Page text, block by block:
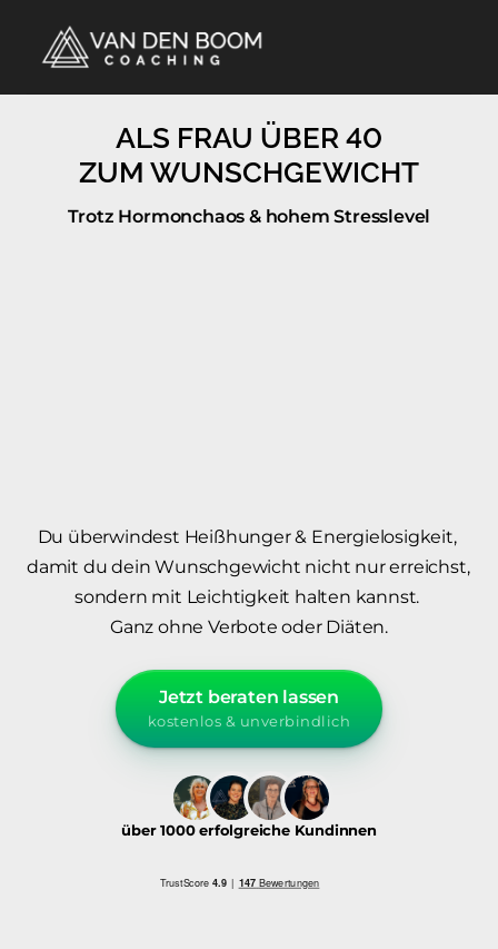
ALS FRAU ÜBER 40
ZUM WUNSCHGEWICHT
Trotz Hormonchaos & hohem Stresslevel
Du überwindest Heißhunger & Energielosigkeit,
damit du dein Wunschgewicht nicht nur erreichst,
sondern mit Leichtigkeit halten kannst.
Ganz ohne Verbote oder Diäten.
Jetzt beraten lassen
kostenlos & unverbindlich
über 1000 erfolgreiche Kundinnen